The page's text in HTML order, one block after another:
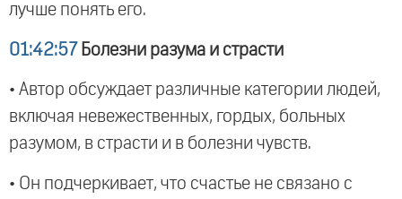
лучше понять его.
01:42:57 Болезни разума и страсти
• Автор обсуждает различные категории людей,
включая невежественных, гордых, больных
разумом, в страсти и в болезни чувств.
• Он подчеркивает, что счастье не связано с